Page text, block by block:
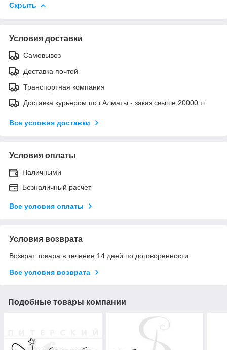
Скрыть
Условия доставки
Самовывоз
Доставка почтой
Транспортная компания
Доставка курьером по г.Алматы - заказ свыше 20000 тг
Все условия доставки
Условия оплаты
Наличными
Безналичный расчет
Все условия оплаты
Условия возврата
Возврат товара в течение 14 дней по договоренности
Все условия возврата
Подобные товары компании